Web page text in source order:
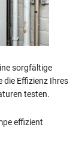
sorgfältige
die Effizienz Ihres
testen.
effizient